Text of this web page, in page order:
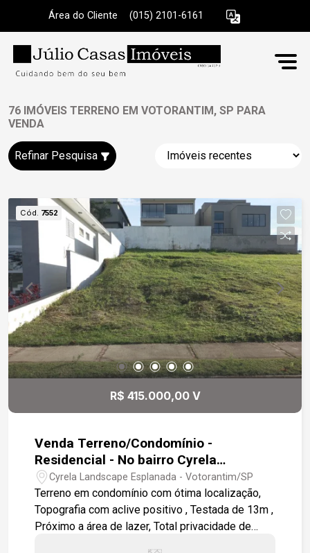
Área do Cliente (015) 2101-6161
76 IMÓVEIS TERRENO EM VOTORANTIM, SP PARA
VENDA
Refinar Pesquisa
Cód. 7552
R$ 415.000,00 V
Venda Terreno/Condomínio -
Residencial - No bairro Cyrela
Landscape Esplanada
Cyrela Landscape Esplanada - Votorantim/SP
Terreno em condomínio com ótima localização,
Topografia com aclive positivo , Testada de 13m ,
Próximo a área de lazer, Total privacidade de